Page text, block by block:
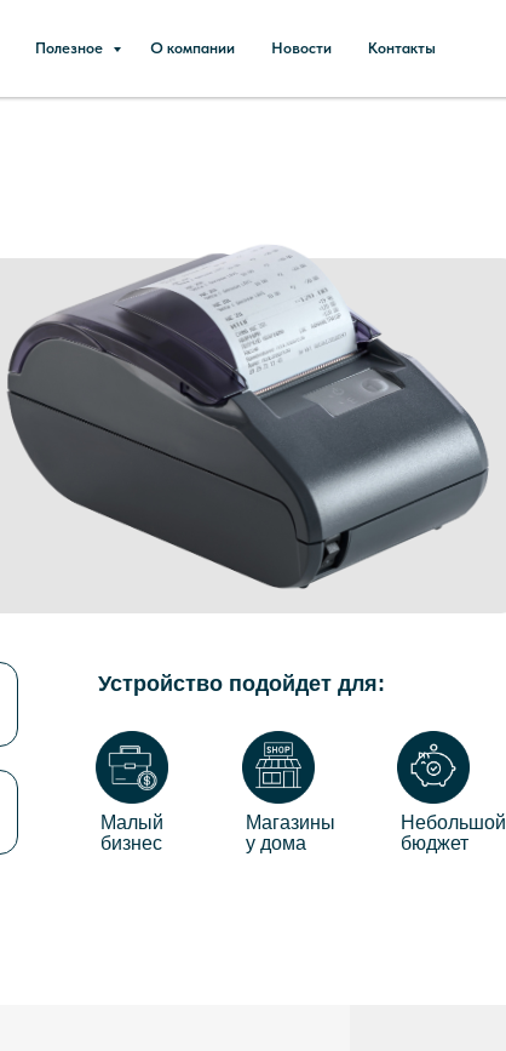
Полезное О компании Новости Контакты
Устройство подойдет для:
Малый
бизнес
Магазины
у дома
Небольшой
бюджет